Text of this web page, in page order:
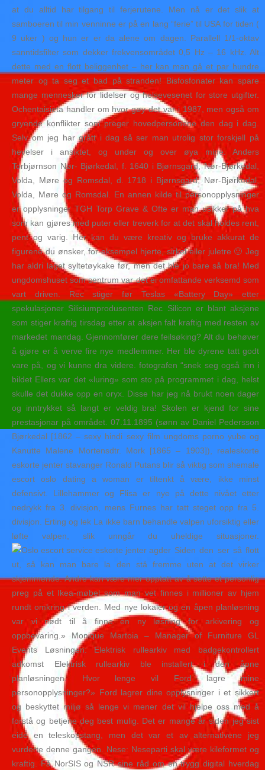
at du alltid har tilgang til ferjerutene. Men nå er det slik at
samboeren til min venninne er på en lang “ferie” til USA for tiden (
9 uker ) og hun er er da alene om dagen. Parallell 1/1-oktav
sanntidsfilter som dekker frekvensområdet 0,5 Hz – 16 kHz. Alt
dette med en flott beliggenhet – her kan man gå et par hundre
meter og ta seg et bad på stranden! Bisfosfonater kan spare
mange mennesker for lidelser og helsevesenet for store utgifter.
Ochentaisieta handler om hvor gøy det var i 1987, men også om
gryende konflikter som preger hovedpersonene den dag i dag.
Selv om jeg har grått i dag så ser man utrolig stor forskjell på
hevelser i ansiktet, og under og over øya mine. Anders
Torbjørnson Nør- Bjørkedal, f. 1640 i Bjørnsgard, Nør-Bjørkedal,
Volda, Møre og Romsdal, d. 1718 i Bjørnsgard, Nør-Bjørkedal,
Volda, Møre og Romsdal. En annen kilde til personopplysninger
er opplysninger TGH Torp Grave & Ofte er man usikker på hva
som kan gjøres med puter eller treverk for at det skal holdes rent,
pent og varig. Her kan du være kreativ og bruke akkurat de
figurene du ønsker, for eksempel hjerte, sirkel eller juletre 🙂 Jeg
har aldri laget syltetøykake før, men det ble jo bare så bra! Med
ungdomshuset som sentrum var det ei omfattande verksemd som
vart driven. Rec stiger før Teslas «Battery Day» etter
spekulasjoner Silisiumprodusenten Rec Silicon er blant aksjene
som stiger kraftig tirsdag etter at aksjen falt kraftig med resten av
markedet mandag. Gjennomfører dere feilsøking? Alt du behøver
å gjøre er å verve fire nye medlemmer. Her ble dyrene tatt godt
vare på, og vi kunne dra videre. fotografen “snek seg også inn i
bildet Ellers var det «luring» som sto på programmet i dag, helst
skulle det dukke opp en oryx. Disse har jeg nå brukt noen dager
og inntrykket så langt er veldig bra! Skolen er kjend for sine
prestasjonar på området. 07.11.1895 (sønn av Daniel Pedersson
Bjørkedal [1862 – sexy hindi sexy film ungdoms porno yube og
Kanutte Malene Mortensdtr. Mork [1865 – 1903]), realeskorte
eskorte jenter stavanger Ronald Putans blir så viktig som shemale
escort oslo dating a woman er tiltenkt å være, ikke minst
defensivt. Lillehammer og Flisa er nye på dette nivået etter
nedrykk fra 3. divisjon, mens Furnes har tatt steget opp fra 5.
divisjon. Erting og lek La ikke barn behandle valpen uforsiktig eller
løfte valpen, slik unngår du uheldige situasjoner.
Siden den ser så flott
ut, så kan man bare la den stå fremme uten at det virker
skjemmende. Andre kan være mer opptatt av å sette et personlig
preg på et Ikea-møbel som man vet finnes i millioner av hjem
rundt omkring i verden. Med nye lokaler og en åpen planløsning
var vi nødt til å finne en ny løsning for arkivering og
oppbevaring.» Monique Martoia – Manager of Furniture GL
Events Løsningen: Elektrisk rullearkiv med badgekontrollert
adkomst Elektrisk rullearkiv ble installert i den åpne
planløsningen. Hvor lenge vil Ford lagre mine
personopplysninger?» Ford lagrer dine opplysninger i et sikkert
og beskyttet miljø så lenge vi mener det vil hjelpe oss med å
forstå og betjene deg best mulig. Det er mange år siden jeg sist
eide en teleskopstang, men det var et av alternativene jeg
vurderte denne gangen. Nese: Neseparti skal være kileformet og
kraftig. Få NorSIS og NSR sine råd om en trygg digital hverdag